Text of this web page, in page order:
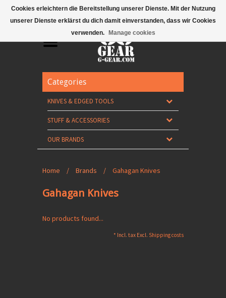
Mobile Menu
Categories
KNIVES & EDGED TOOLS
STUFF & ACCESSORIES
OUR BRANDS
Home / Brands / Gahagan Knives
Gahagan Knives
No products found...
* Incl. tax Excl. Shipping costs
Cookies erleichtern die Bereitstellung unserer Dienste. Mit der Nutzung
unserer Dienste erklärst du dich damit einverstanden, dass wir Cookies
verwenden.
Manage cookies